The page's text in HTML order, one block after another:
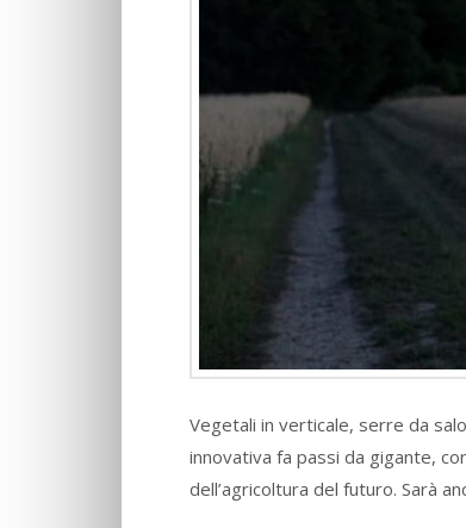
Vegetali in verticale, serre da
innovativa fa passi da gigante,
dell’agricoltura del futuro. Sarà